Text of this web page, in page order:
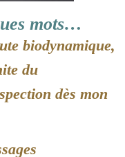
mots…
biodynamique,
du
dès mon